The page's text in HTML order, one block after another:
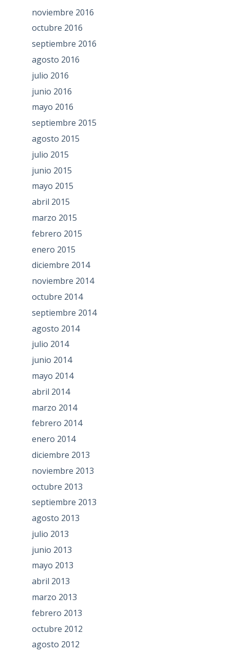
noviembre 2016
octubre 2016
septiembre 2016
agosto 2016
julio 2016
junio 2016
mayo 2016
septiembre 2015
agosto 2015
julio 2015
junio 2015
mayo 2015
abril 2015
marzo 2015
febrero 2015
enero 2015
diciembre 2014
noviembre 2014
octubre 2014
septiembre 2014
agosto 2014
julio 2014
junio 2014
mayo 2014
abril 2014
marzo 2014
febrero 2014
enero 2014
diciembre 2013
noviembre 2013
octubre 2013
septiembre 2013
agosto 2013
julio 2013
junio 2013
mayo 2013
abril 2013
marzo 2013
febrero 2013
octubre 2012
agosto 2012